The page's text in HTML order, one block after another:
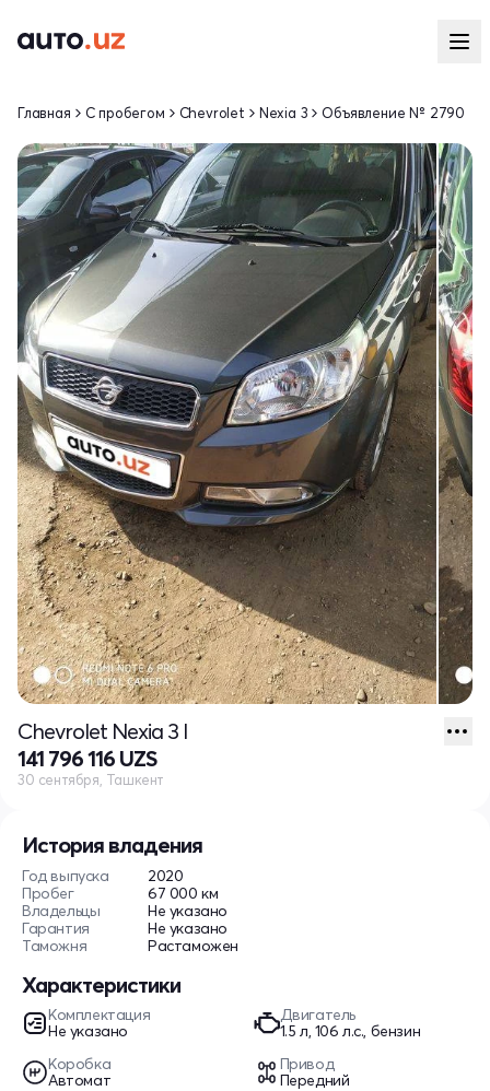
История владения
Год выпуска
2020
Пробег
67 000 км
Владельцы
Не указано
Гарантия
Не указано
Таможня
Растаможен
Характеристики
Комплектация
Не указано
Двигатель
1.5 л, 106 л.с., бензин
Коробка
Автомат
Привод
Передний
Главная С пробегом Chevrolet Nexia 3 Объявление № 2790
Chevrolet Nexia 3 I
141 796 116 UZS
30 сентября, Ташкент